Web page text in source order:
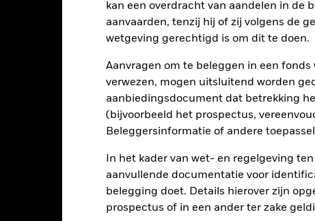
kan een overdracht van aandelen in de
aanvaarden, tenzij hij of zij volgens de
wetgeving gerechtigd is om dit te doen.
Aanvragen om te beleggen in een
verwezen, mogen uitsluitend worden
aanbiedingsdocument dat betrekking
(bijvoorbeeld het prospectus,
Beleggersinformatie of andere
In het kader van wet- en regelgeving
aanvullende documentatie voor
belegging doet. Details hierover zijn
prospectus of in een ander ter zake
Belangrijkste Risico's
en/of de wanbetalingsquote van emittenten hebben een
met een rating lager dan beleggingskwaliteit kunnen
hogere rating. Potentiële of werkelijke verlagingen van de
gevoeliger voor economische en politieke factoren dan
beperkingen op beleggingen in of transfers van activa,
zijn en kunnen leiden tot grotere verliezen of winsten, wat leidt tot
groter zijn wanneer op een uitvoerige of complexe manier wordt
van derivaten kan het Fonds gevoeliger maken voor
het Fonds gehedged is in waarde stijgt, is het mogelijk dat
door middel van derivaten kan het Fonds gevoeliger
valutablootstelling waartegen het Fonds gehedged is in waarde